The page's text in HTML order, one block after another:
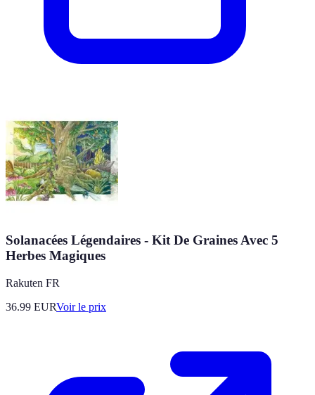
Solanacées Légendaires - Kit De Graines Avec 5
Herbes Magiques
Rakuten FR
36.99 EURVoir le prix